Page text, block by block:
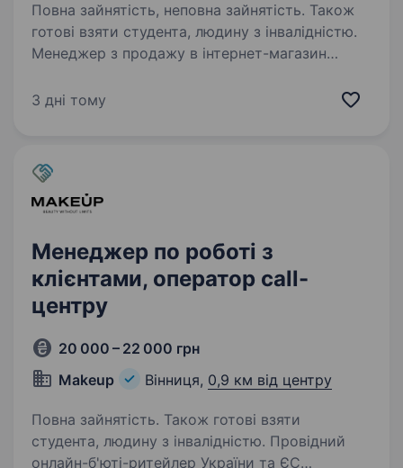
Повна зайнятість, неповна зайнятість. Також
готові взяти студента, людину з інвалідністю.
Менеджер з продажу в інтернет-магазин
щоденні бонуси ThunderTalk-CCРоздрібна
взяти…
3 дні тому
Менеджер по роботі з
клієнтами, оператор call-
центру
20 000 – 22 000 грн
Makeup
Вінниця, 0,9 км від центру
Повна зайнятість. Також готові взяти
студента, людину з інвалідністю. Провідний
онлайн-б'юті-ритейлер України та ЄС